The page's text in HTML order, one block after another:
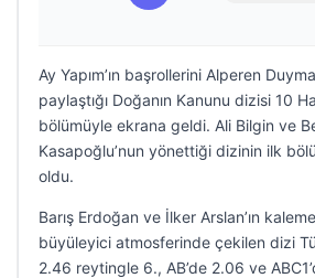
Ay Yapım’ın başrollerini Alperen
paylaştığı Doğanın Kanunu dizisi 10
bölümüyle ekrana geldi. Ali Bilgin ve
Kasapoğlu’nun yönettiği dizinin ilk
oldu.
Barış Erdoğan ve İlker Arslan’ın kaleme
büyüleyici atmosferinde çekilen dizi
2.46 reytingle 6., AB’de 2.06 ve